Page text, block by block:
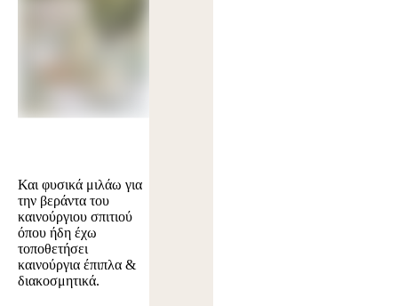
Και φυσικά μιλάω για
την βεράντα του
καινούργιου σπιτιού
όπου ήδη έχω
τοποθετήσει
καινούργια έπιπλα &
διακοσμητικά.